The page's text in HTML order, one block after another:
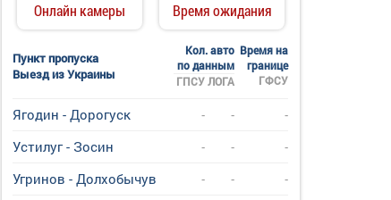
Онлайн камеры Время ожидания
Пункт пропуска
Выезд из Украины
Кол. авто
по данным
Время на
границе
ГФСУ
ГПСУ ЛОГА
Ягодин - Дорогуск - -
-
Устилуг - Зосин
- -
-
Угринов - Долхобычув
- -
-